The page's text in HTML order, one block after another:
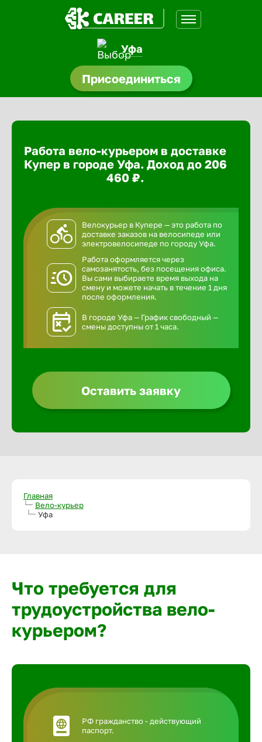
Уфа
Присоединиться
Работа вело-курьером в доставке
Купер в городе Уфа. Доход до 206
460 ₽.
Велокурьер в Купере — это работа по
доставке заказов на велосипеде или
электровелосипеде по городу Уфа.
Работа оформляется через
самозанятость, без посещения офиса.
Вы сами выбираете время выхода на
смену и можете начать в течение 1 дня
после оформления.
В городе Уфа — График свободный —
смены доступны от 1 часа.
Оставить заявку
Главная
Вело-курьер
Уфа
Что требуется для
трудоустройства вело-
курьером?
РФ гражданство - действующий
паспорт.